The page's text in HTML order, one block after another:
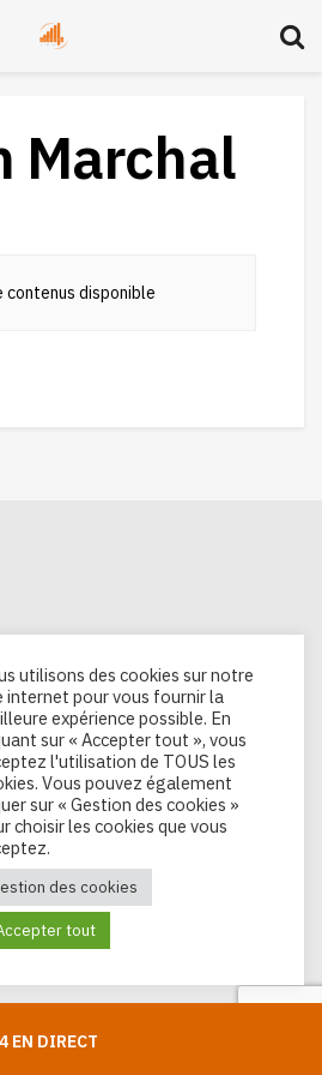
Marchal
contenus disponible
EN DIRECT
utilisons des cookies sur notre
internet pour vous fournir la
expérience possible. En
sur « Accepter tout », vous
l'utilisation de TOUS les
Vous pouvez également
sur « Gestion des cookies »
choisir les cookies que vous
des cookies
tout